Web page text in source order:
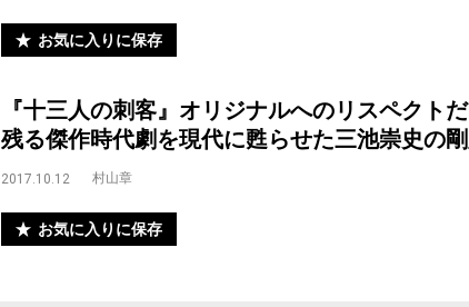
お気に入りに保存
『十三人の刺客』オリジナルへのリスペクト
残る傑作時代劇を現代に甦らせた三池崇史の
2017.10.12 村山章
お気に入りに保存